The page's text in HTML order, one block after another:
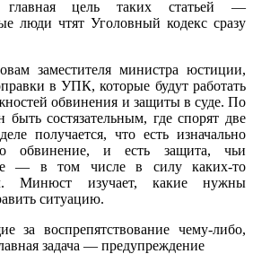
цель таких статьей —
люди чтят Уголовный кодекс сразу
заместителя министра юстиции,
в УПК, которые будут работать
обвинения и защиты в суде. По
быть состязательным, где спорят две
получается, что есть изначально
обвинение, и есть защита, чьи
— в том числе в силу каких-то
Минюст изучает, какие нужны
ситуацию.
за воспрепятствование чему-либо,
задача — предупреждение